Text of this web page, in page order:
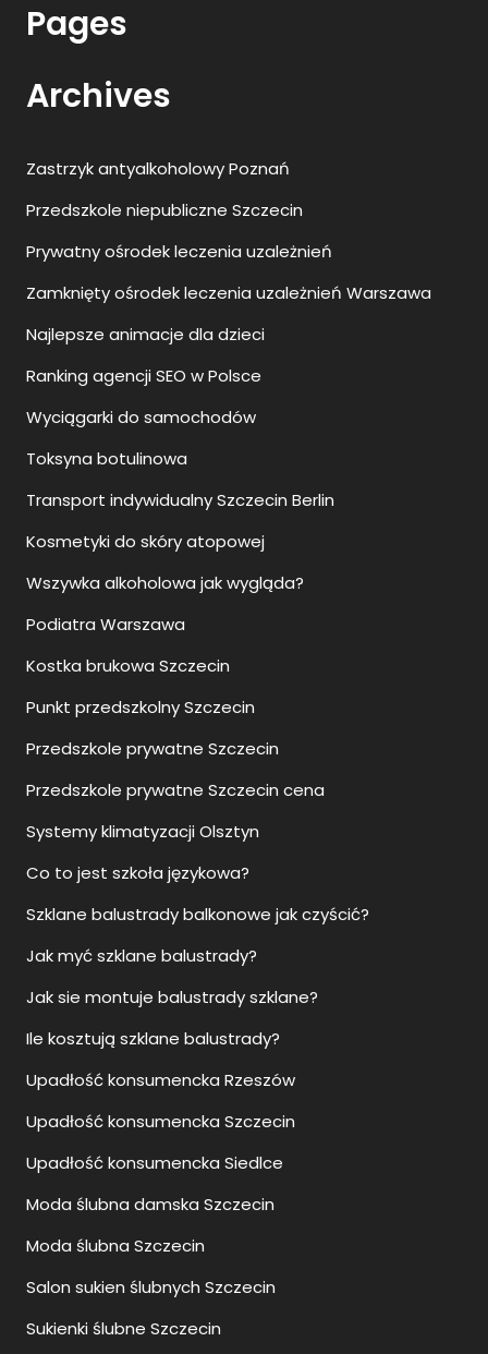
Pages
Archives
Zastrzyk antyalkoholowy Poznań
Przedszkole niepubliczne Szczecin
Prywatny ośrodek leczenia uzależnień
Zamknięty ośrodek leczenia uzależnień Warszawa
Najlepsze animacje dla dzieci
Ranking agencji SEO w Polsce
Wyciągarki do samochodów
Toksyna botulinowa
Transport indywidualny Szczecin Berlin
Kosmetyki do skóry atopowej
Wszywka alkoholowa jak wygląda?
Podiatra Warszawa
Kostka brukowa Szczecin
Punkt przedszkolny Szczecin
Przedszkole prywatne Szczecin
Przedszkole prywatne Szczecin cena
Systemy klimatyzacji Olsztyn
Co to jest szkoła językowa?
Szklane balustrady balkonowe jak czyścić?
Jak myć szklane balustrady?
Jak sie montuje balustrady szklane?
Ile kosztują szklane balustrady?
Upadłość konsumencka Rzeszów
Upadłość konsumencka Szczecin
Upadłość konsumencka Siedlce
Moda ślubna damska Szczecin
Moda ślubna Szczecin
Salon sukien ślubnych Szczecin
Sukienki ślubne Szczecin